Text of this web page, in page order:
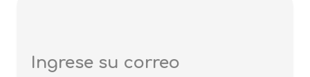
Ingrese su correo